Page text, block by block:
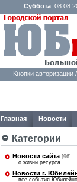
Суббота,
Кнопки авторизации
Главная Новости
Категории
Новости сайта [96]
о жизни ресурса...
Новости г.
все события